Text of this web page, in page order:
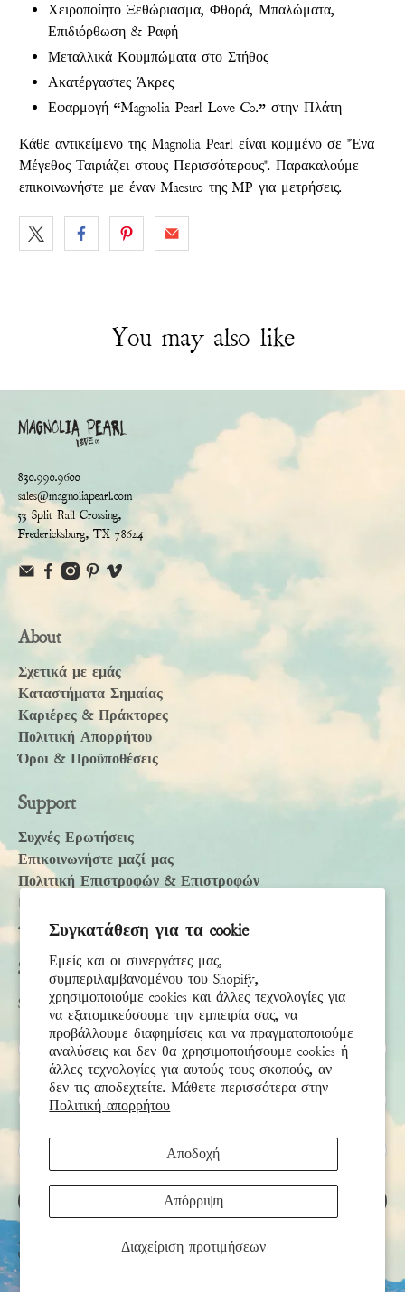
Συγκατάθεση για τα cookie
Εμείς και οι συνεργάτες μας,
συμπεριλαμβανομένου του Shopify,
χρησιμοποιούμε cookies και άλλες τεχνολογίες για
να εξατομικεύσουμε την εμπειρία σας, να
προβάλλουμε διαφημίσεις και να πραγματοποιούμε
αναλύσεις και δεν θα χρησιμοποιήσουμε cookies ή
άλλες τεχνολογίες για αυτούς τους σκοπούς, αν
δεν τις αποδεχτείτε. Μάθετε περισσότερα στην
Πολιτική απορρήτου
Διαχείριση προτιμήσεων
Αποδοχή
Απόρριψη
Χειροποίητο Ξεθώριασμα, Φθορά, Μπαλώματα,
Επιδιόρθωση & Ραφή
Μεταλλικά Κουμπώματα στο Στήθος
Ακατέργαστες Άκρες
Εφαρμογή “Magnolia Pearl Love Co.” στην Πλάτη
Κάθε αντικείμενο της Magnolia Pearl είναι κομμένο σε "Ένα
Μέγεθος Ταιριάζει στους Περισσότερους". Παρακαλούμε
επικοινωνήστε με έναν Maestro της MP για μετρήσεις.
You may also like
830.990.9600
sales@magnoliapearl.com
53 Split Rail Crossing,
Fredericksburg, TX 78624
About
Σχετικά με εμάς
Καταστήματα Σημαίας
Καριέρες & Πράκτορες
Πολιτική Απορρήτου
Όροι & Προϋποθέσεις
Support
Συχνές Ερωτήσεις
Επικοινωνήστε μαζί μας
Πολιτική Επιστροφών & Επιστροφών
Πολιτική Αποστολής
Accessibility Statement
Subscribe
Sign up to receive the latest news & connect with your stylist
Όνομα
Επώνυμο
Email*
ΕΓΓΡΑΦΉ
Αυτή η τοποθεσία προστατεύεται από το hCAPTCHA και ισχύουν η
Όροι Παροχής Υπηρεσιών
του hCaptcha.